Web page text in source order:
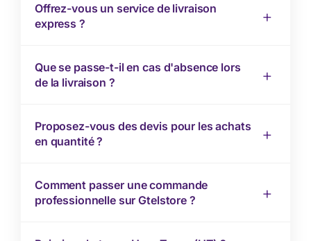
Offrez-vous un service de livraison
express ?
Que se passe-t-il en cas d'absence lors
de la livraison ?
Proposez-vous des devis pour les achats
en quantité ?
Comment passer une commande
professionnelle sur Gtelstore ?